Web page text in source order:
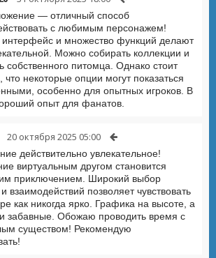
— отличный способ
с любимым персонажем!
и множество функций делают
Можно собирать коллекции и
собственного питомца. Однако стоит
что некоторые опции могут показаться
особенно для опытных игроков. В
опыт для фанатов.
20 октября 2025 05:00
действительно увлекательное!
виртуальным другом становится
приключением. Широкий выбор
взаимодействий позволяет чувствовать
как никогда ярко. Графика на высоте, а
забавные. Обожаю проводить время с
существом! Рекомендую